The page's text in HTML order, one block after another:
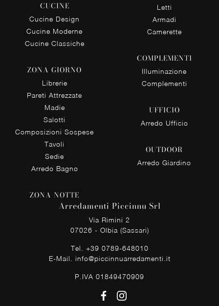
CUCINE
Cucine Design
Cucine Moderne
Cucine Classiche
ZONA GIORNO
Librerie
Pareti Attrezzate
Madie
Salotti
Composizioni Sospese
Tavoli
Sedie
Arredo Bagno
ZONA NOTTE
Letti
Armadi
Camerette
COMPLEMENTI
Illuminazione
Complementi
UFFICIO
Arredo Ufficio
OUTDOOR
Arredo Giardino
Arredamenti Piccinnu Srl
Via Rimini 2
07026 - Olbia (Sassari)
Tel. +39 0789-648010
E-Mail. info@piccinnuarredamenti.it
P.IVA 01849470909